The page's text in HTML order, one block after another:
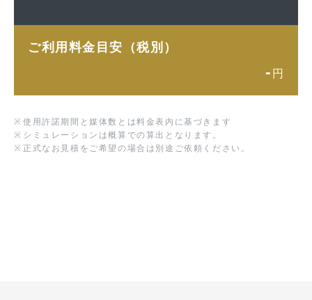
ご利用料金目安（税別）
- 円
※ 使用許諾期間と媒体数とは料金表内に基づきます
※ シミュレーションは概算での算出となります。
※ 正式なお見積をご希望の場合は別途ご依頼ください。